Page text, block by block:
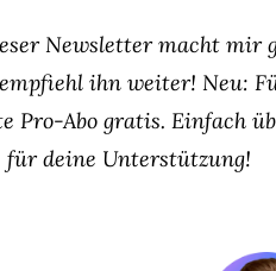
Newsletter macht mir
ihn weiter! Neu:
Pro-Abo gratis. Einfach
für deine Unterstützung!